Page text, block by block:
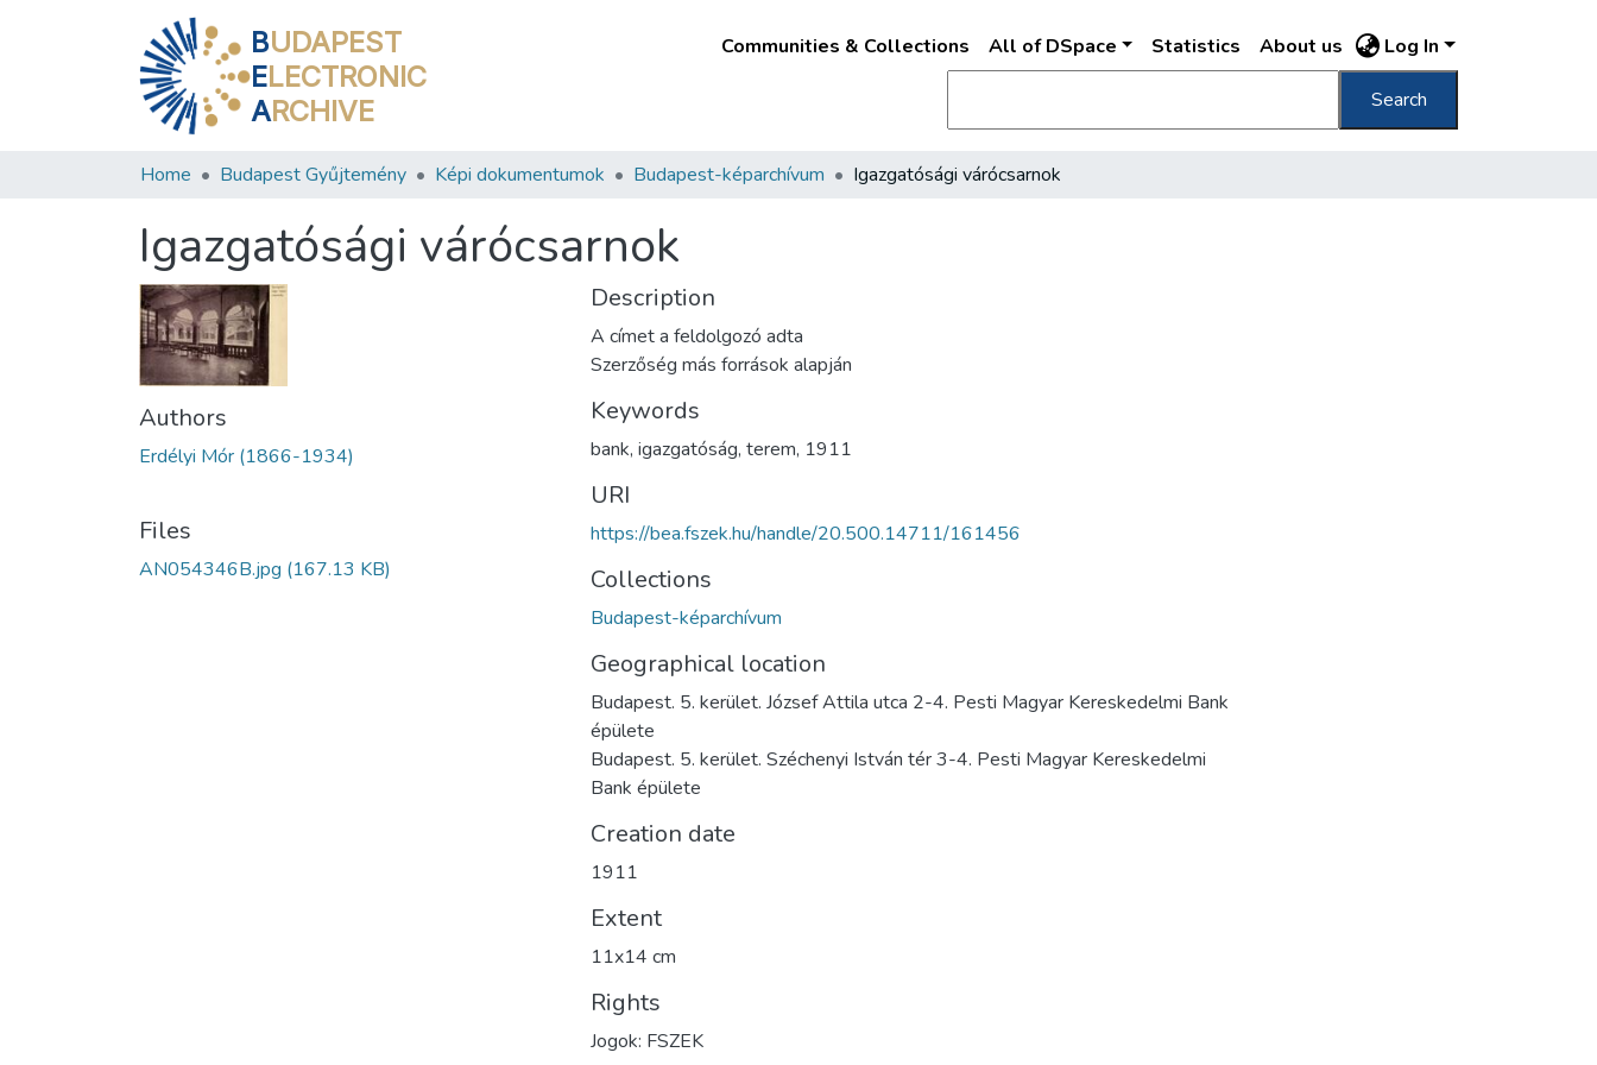
BUDAPEST
ELECTRONIC
ARCHIVE
Communities & Collections All of DSpace Statistics About us Log In
Search
Home Budapest Gyűjtemény Képi dokumentumok Budapest-képarchívum Igazgatósági várócsarnok
Igazgatósági várócsarnok
Authors
Erdélyi Mór (1866-1934)
Files
AN054346B.jpg (167.13 KB)
Description
A címet a feldolgozó adta
Szerzőség más források alapján
Keywords
bank, igazgatóság, terem, 1911
URI
https://bea.fszek.hu/handle/20.500.14711/161456
Collections
Budapest-képarchívum
Geographical location
Budapest. 5. kerület. József Attila utca 2-4. Pesti Magyar Kereskedelmi Bank
épülete
Budapest. 5. kerület. Széchenyi István tér 3-4. Pesti Magyar Kereskedelmi
Bank épülete
Creation date
1911
Extent
11x14 cm
Rights
Jogok: FSZEK